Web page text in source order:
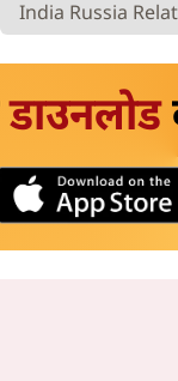
India Russia
डाउनलोड